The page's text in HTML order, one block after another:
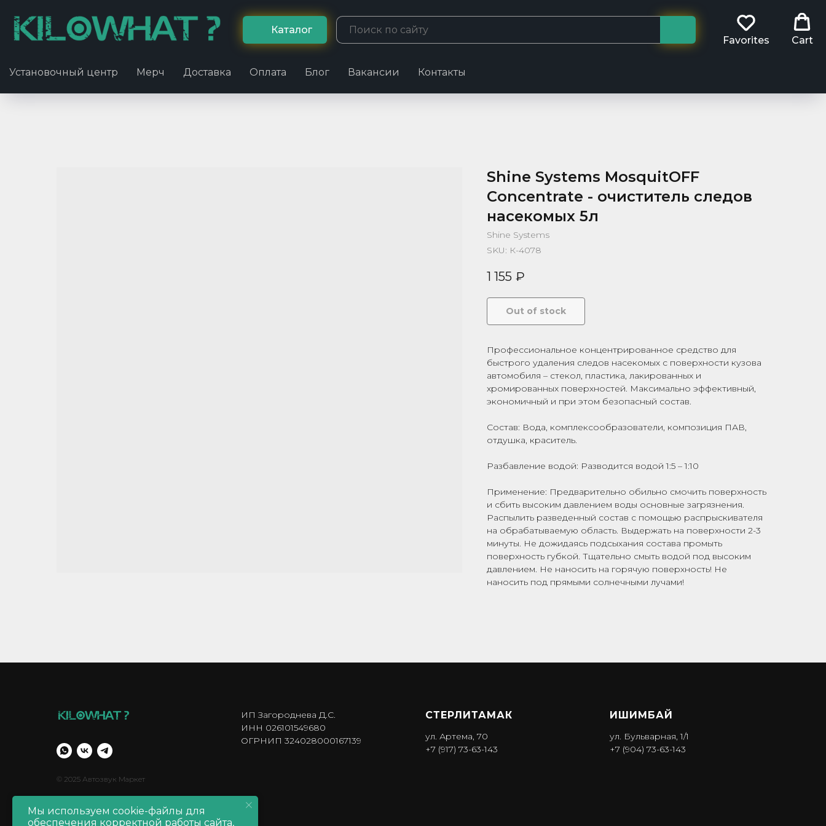
Каталог
Favorites
Cart
Установочный центр Мерч Доставка Оплата Блог Вакансии Контакты
Shine Systems MosquitOFF
Concentrate - очиститель следов
насекомых 5л
Shine Systems
SKU: К-4078
1 155 ₽
Out of stock
Профессиональное концентрированное средство для
быстрого удаления следов насекомых с поверхности кузова
автомобиля – стекол, пластика, лакированных и
хромированных поверхностей. Максимально эффективный,
экономичный и при этом безопасный состав.
Состав: Вода, комплексообразователи, композиция ПАВ,
отдушка, краситель.
Разбавление водой: Разводится водой 1:5 – 1:10
Применение: Предварительно обильно смочить поверхность
и сбить высоким давлением воды основные загрязнения.
Распылить разведенный состав с помощью распрыскивателя
на обрабатываемую область. Выдержать на поверхности 2-3
минуты. Не дожидаясь подсыхания состава промыть
поверхность губкой. Тщательно смыть водой под высоким
давлением. Не наносить на горячую поверхность! Не
наносить под прямыми солнечными лучами!
© 2025 Автозвук Маркет
ИП Загороднева Д.С.
ИНН 026101549680
ОГРНИП 324028000167139
СТЕРЛИТАМАК
ул. Артема, 70
+7 (917) 73-63-143
ИШИМБА Й
ул. Бульварная, 1/1
+7 (904) 73-63-143
Мы используем cookie-файлы для
обеспечения корректной работы сайта,